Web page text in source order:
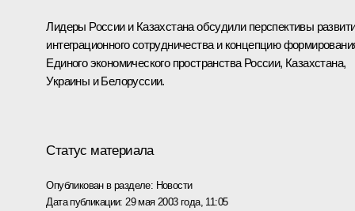
Лидеры России и Казахстана обсудили перспективы
интеграционного сотрудничества и концепцию
Единого экономического пространства России, Казахстана,
Украины и Белоруссии.
Статус материала
Опубликован в разделе: Новости
Дата публикации: 29 мая 2003 года, 11:05